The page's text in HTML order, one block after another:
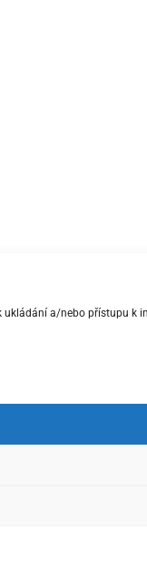
a/nebo přístupu